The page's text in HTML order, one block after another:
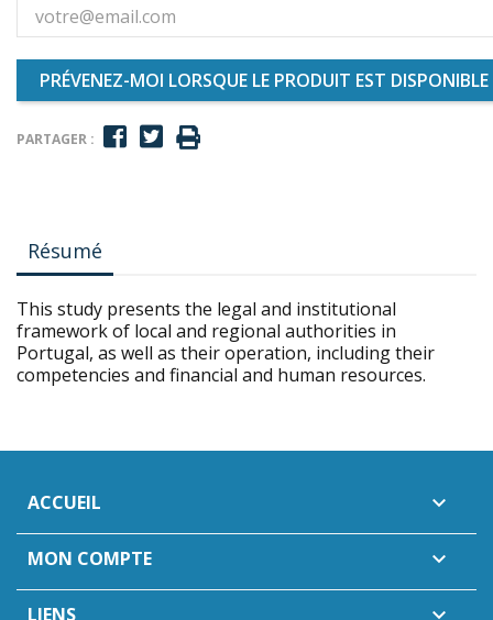
PRÉVENEZ-MOI LORSQUE LE PRODUIT EST DISPONIBLE
PARTAGER :
Résumé
This study presents the legal and institutional
framework of local and regional authorities in
Portugal, as well as their operation, including their
competencies and financial and human resources.
ACCUEIL 
MON COMPTE 
LIENS